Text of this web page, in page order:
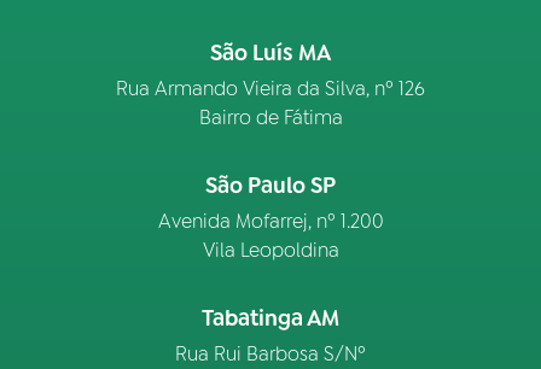
São Luís MA
Rua Armando Vieira da Silva, nº 126
Bairro de Fátima
São Paulo SP
Avenida Mofarrej, nº 1.200
Vila Leopoldina
Tabatinga AM
Rua Rui Barbosa S/Nº